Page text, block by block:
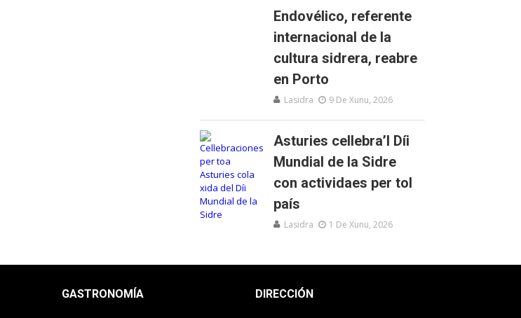
Endovélico, referente
internacional de la
cultura sidrera, reabre
en Porto
Lasidra 9 De Xunu, 2026
Asturies cellebra’l Díi
Mundial de la Sidre
con actividaes per tol
país
Lasidra 1 De Xunu, 2026
GASTRONOMÍA DIRECCIÓN